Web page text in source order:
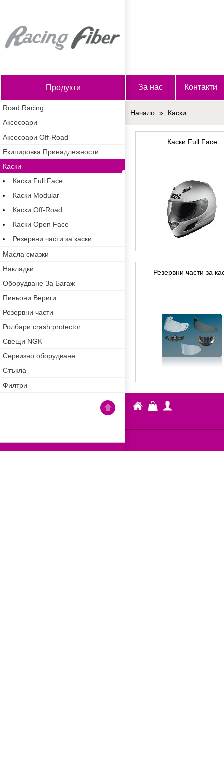
Продукти За нас Контакти
Road Racing
Аксесоари
Аксесоари Off-Road
Екипировка Принадлежности
Каски
Каски Full Face
Каски Modular
Каски Off-Road
Каски Open Face
Резервни части за каски
Масла смазки
Накладки
Оборудване За Багаж
Пиньони Вериги
Резервни части
Ролбари crash protector
Свещи NGK
Сервизно оборудване
Стъкла
Филтри
Начало » Каски
Каски Full Face
Резервни части за
the
Fiber Кошница